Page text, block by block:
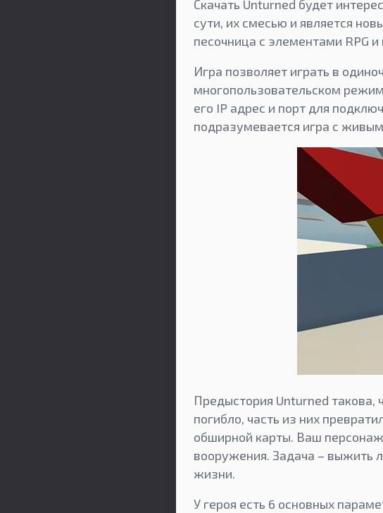
Скачать Unturned будет
сути, их смесью и является
песочница с элементами RPG
Игра позволяет играть в
многопользовательском
его IP адрес и порт для
подразумевается игра с
Предыстория Unturned
погибло, часть из них
обширной карты. Ваш персонаж
вооружения. Задача – выжить
жизни.
У героя есть 6 основных